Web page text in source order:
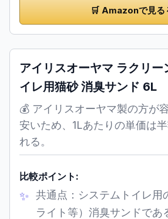
🛒 Amazonで見る
アイリスオーヤマ ラクリー
イレ用猫砂 消臭サンド 6L
💰 アイリスオーヤマ製の方が
安いため、1Lあたりの単価は
れる。
比較ポイント:
共通点：システムトイレ用
ライト等）消臭サンドであ